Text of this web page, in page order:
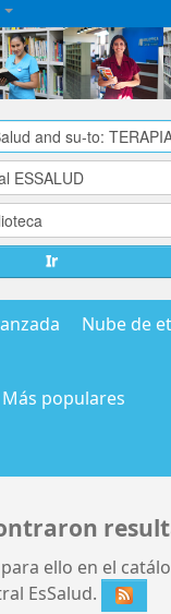
Ir
Nube de
Más populares
ello en el
EsSalud.